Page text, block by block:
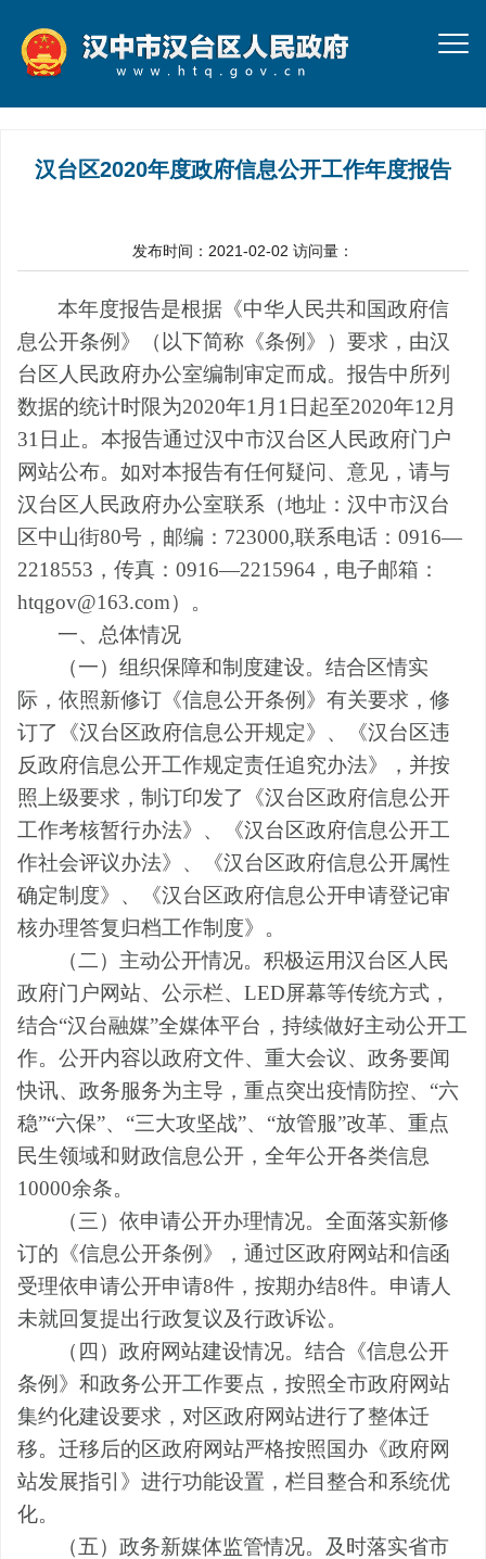
汉台区2020年度政府信息公开工作年度报告
发布时间：2021-02-02 访问量：
本年度报告是根据《中华人民共和国政府信
息公开条例》（以下简称《条例》）要求，由汉
台区人民政府办公室编制审定而成。报告中所列
数据的统计时限为2020年1 月 1 日起至2020年12 月
31 日止。本报告通过汉中市汉台区人民政府门户
网站公布。如对本报告有任何疑问、意见，请与
汉台区人民政府办公室联系（地址：汉中市汉台
区中山街80号，邮编： 723000,联系电话： 0916—
2218553 ，传真： 0916—2215964 ，电子邮箱：
htqgov@163.com） 。
一、总体情况
（一）组织保障和制度建设。结合区情实
际，依照新修订《信息公开条例》有关要求，修
订了《汉台区政府信息公开规定》、《汉台区违
反政府信息公开工作规定责任追究办法》，并按
照上级要求，制订印发了《汉台区政府信息公开
工作考核暂行办法》、《汉台区政府信息公开工
作社会评议办法》、《汉台区政府信息公开属性
确定制度》、《汉台区政府信息公开申请登记审
核办理答复归档工作制度》。
（二）主动公开情况。积极运用汉台区人民
政府门户网站、公示栏、 LED屏幕等传统方式，
结合“汉台融媒”全媒体平台，持续做好主动公开工
作。公开内容以政府文件、重大会议、政务要闻
快讯、政务服务为主导，重点突出疫情防控、“六
稳”“六保”、“三大攻坚战”、“放管服”改革、重点
民生领域和财政信息公开，全年公开各类信息
10000余条。
（三）依申请公开办理情况。全面落实新修
订的《信息公开条例》，通过区政府网站和信函
受理依申请公开申请8件，按期办结8件。申请人
未就回复提出行政复议及行政诉讼。
（四）政府网站建设情况。结合《信息公开
条例》和政务公开工作要点，按照全市政府网站
集约化建设要求，对区政府网站进行了整体迁
移。迁移后的区政府网站严格按照国办《政府网
站发展指引》进行功能设置，栏目整合和系统优
化。
（五）政务新媒体监管情况。及时落实省市